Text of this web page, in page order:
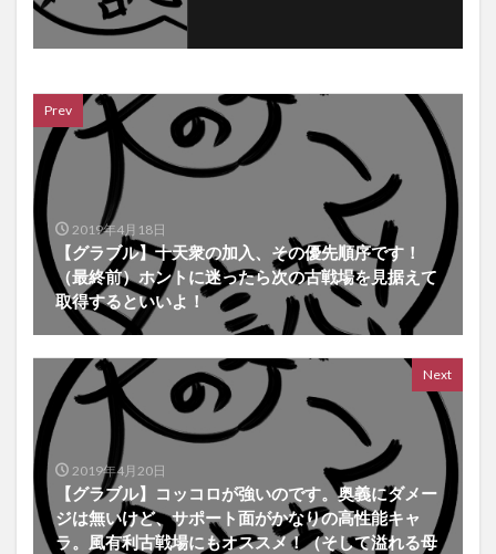
Prev
2019年4月18日
【グラブル】十天衆の加入、その優先順序です！
（最終前）ホントに迷ったら次の古戦場を見据えて
取得するといいよ！
Next
2019年4月20日
【グラブル】コッコロが強いのです。奥義にダメー
ジは無いけど、サポート面がかなりの高性能キャ
ラ。風有利古戦場にもオススメ！（そして溢れる母